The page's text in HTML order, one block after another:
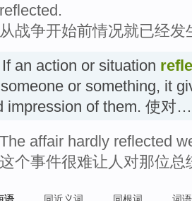
reflected.
从战争开始前情况就已经
If an action or situation
someone or something, it
impression of them. 使对
The affair hardly reflected
这个事件很难让人对那位总